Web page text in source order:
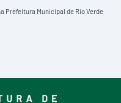
Prefeitura Municipal de Rio Verde